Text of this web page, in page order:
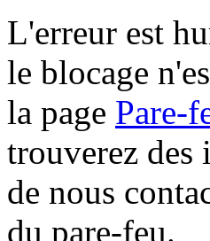
L'erreur est
le blocage
la page Pare-
trouverez des
de nous
du pare-feu.